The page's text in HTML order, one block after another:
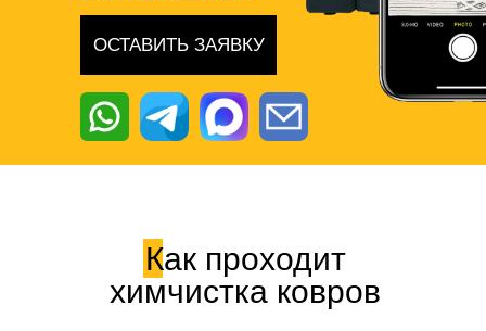
ОСТАВИТЬ ЗАЯВКУ
Как проходит
химчистка ковров